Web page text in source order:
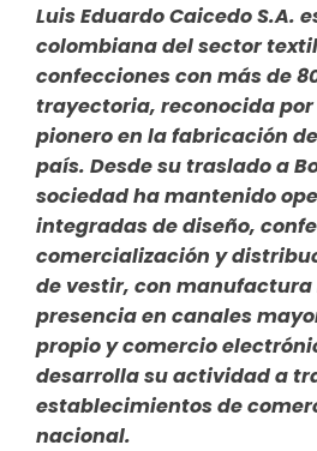
Luis Eduardo Caicedo S.A.
colombiana del sector
confecciones con más de
trayectoria, reconocida
pionero en la fabricación
país. Desde su traslado a
sociedad ha mantenido
integradas de diseño,
comercialización y
de vestir, con
presencia en canales
propio y comercio
desarrolla su actividad a
establecimientos de
nacional.